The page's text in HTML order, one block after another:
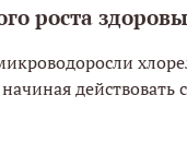
роста